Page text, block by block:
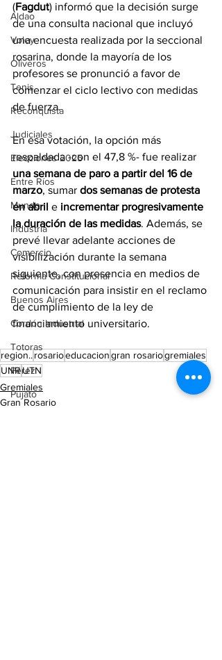
Aldao
Voley
Oliveros
Tenis
Reconquista
Judiciales
Elecciones 2025
Entre Ríos
Mundo
Industria
Comercio
Reforma Constitucional
Buenos Aires
Cordón Industrial
Totoras
Pérez
Pujato
(Fagdut) informó que la decisión surge
de una consulta nacional que incluyó
una encuesta realizada por la seccional
rosarina, donde la mayoría de los
profesores se pronunció a favor de
comenzar el ciclo lectivo con medidas
de fuerza.
En esa votación, la opción más
respaldada -con el 47,8 %- fue realizar
una semana de paro a partir del 16 de
marzo, sumar dos semanas de protesta
en abril e incrementar progresivamente
la duración de las medidas. Además, se
prevé llevar adelante acciones de
visibilización durante la semana
siguiente, con presencia en medios de
comunicación para insistir en el reclamo
de cumplimiento de la ley de
financiamiento universitario.
region..rosarioeducaciongran rosariogremiales
UNRUTN
Gremiales
Gran Rosario